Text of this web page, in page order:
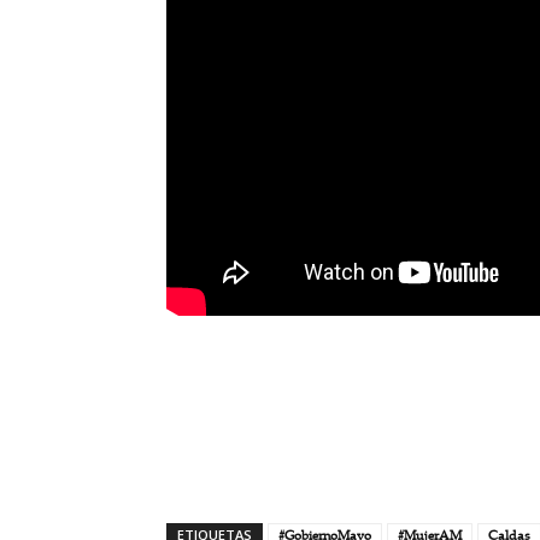
ETIQUETAS #GobiernoMayo #MujerAM Caldas